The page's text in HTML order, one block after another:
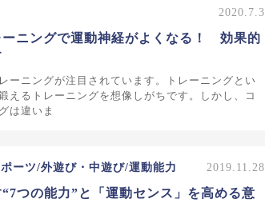
2020.7.3
ーニングで運動神経がよくなる！ 効果的
ーニングが注目されています。トレーニングとい
えるトレーニングを想像しがちです。しかし、コ
は違いま
ーツ/外遊び・中遊び/運動能力 2019.11.28
つの能力”と「運動センス」を高める意